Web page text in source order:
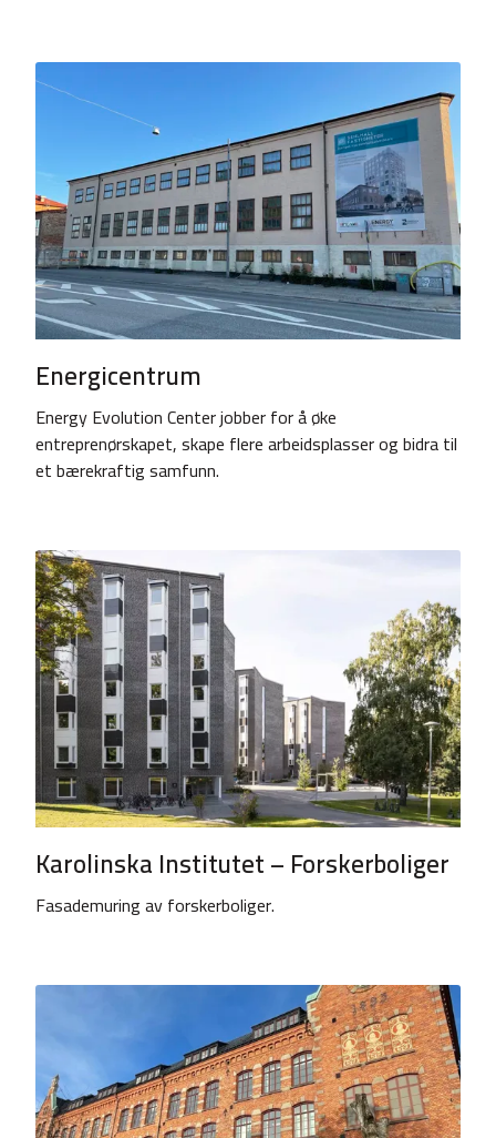
Energicentrum
Energy Evolution Center jobber for å øke
entreprenørskapet, skape flere arbeidsplasser og bidra til
et bærekraftig samfunn.
Karolinska Institutet – Forskerboliger
Fasademuring av forskerboliger.